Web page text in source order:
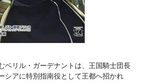
ベリル・ガーデナントは、王国騎士団長
シアに特別指南役として王都へ招かれ